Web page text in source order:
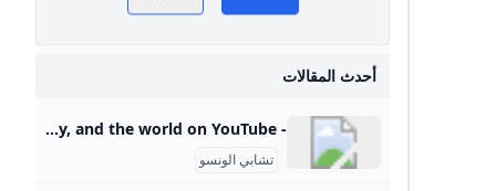
أحدث المقالات
- YouTube Enjoy the videos and music you love, upload original content, and share it all with friends, family, and the world on YouTube.
تشابي الونسو